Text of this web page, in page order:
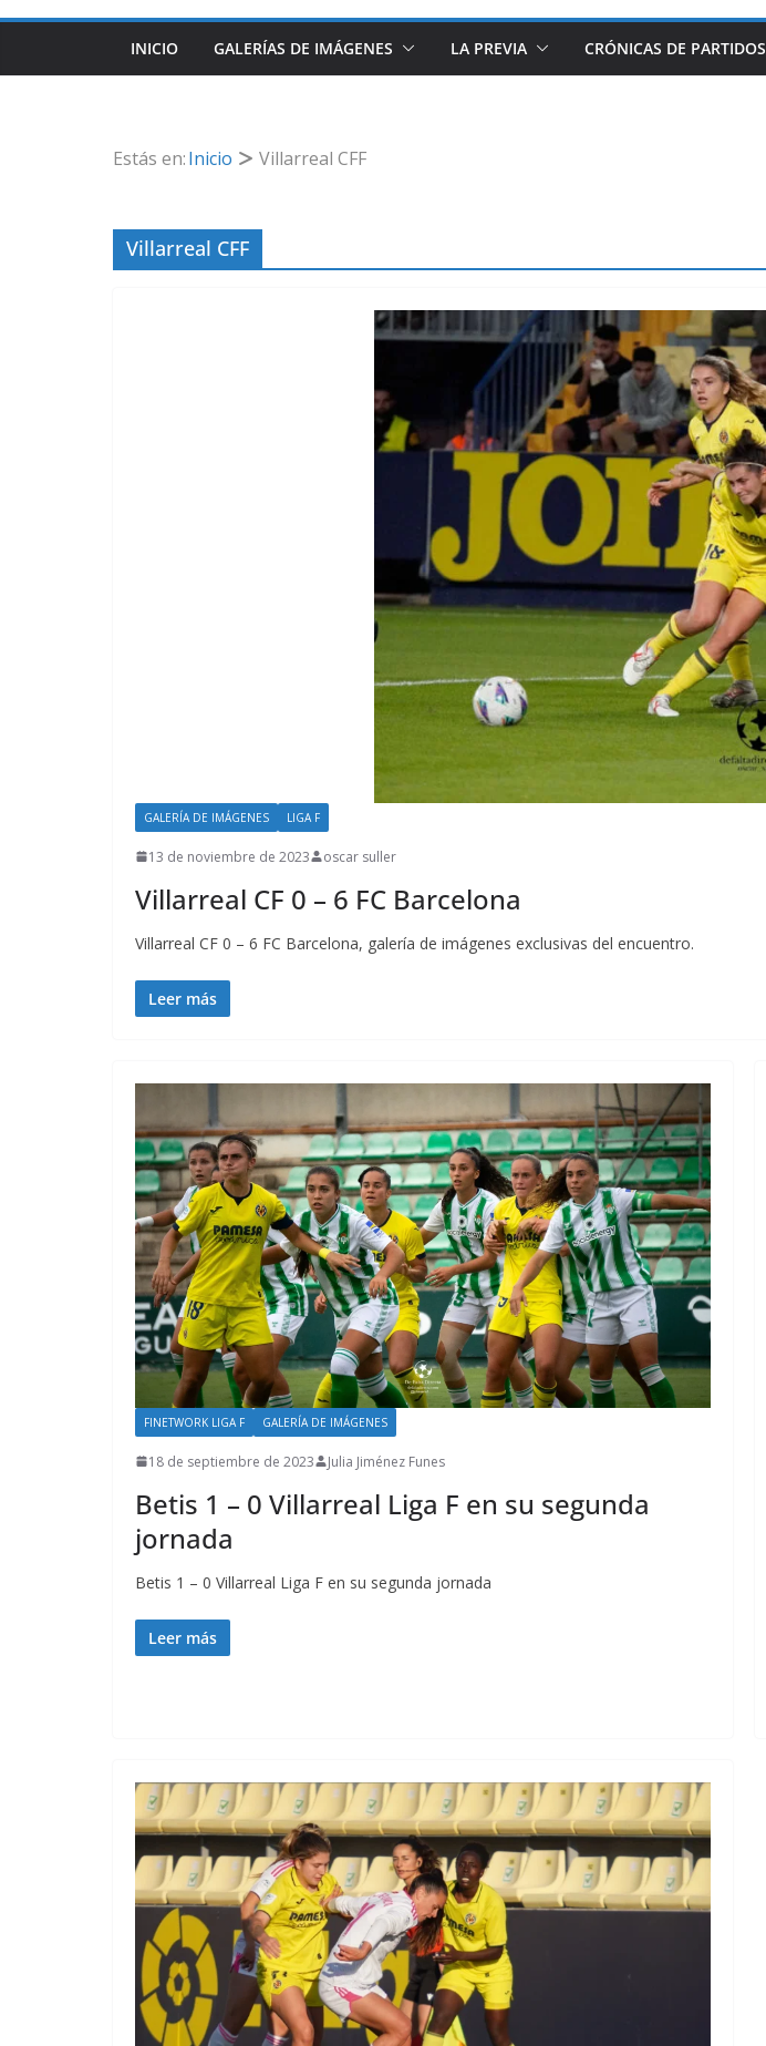
INICIO GALERÍAS DE IMÁGENES LA PREVIA CRÓNICAS DE PARTIDOS
Estás en:Inicio Villarreal CFF
Villarreal CFF
GALERÍA DE IMÁGENES LIGA F
13 de noviembre de 2023 oscar suller
Villarreal CF 0 – 6 FC Barcelona
Villarreal CF 0 – 6 FC Barcelona, galería de imágenes exclusivas del encuentro.
Leer más
FINETWORK LIGA F GALERÍA DE IMÁGENES
18 de septiembre de 2023 Julia Jiménez Funes
Betis 1 – 0 Villarreal Liga F en su segunda
jornada
Betis 1 – 0 Villarreal Liga F en su segunda jornada
Leer más